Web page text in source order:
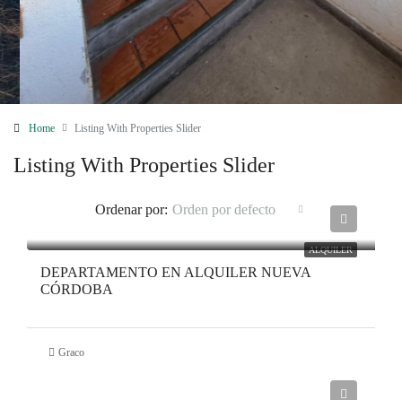
Home Listing With Properties Slider
Listing With Properties Slider
Ordenar por: Orden por defecto
ALQUILER
DEPARTAMENTO EN ALQUILER NUEVA
CÓRDOBA
Graco